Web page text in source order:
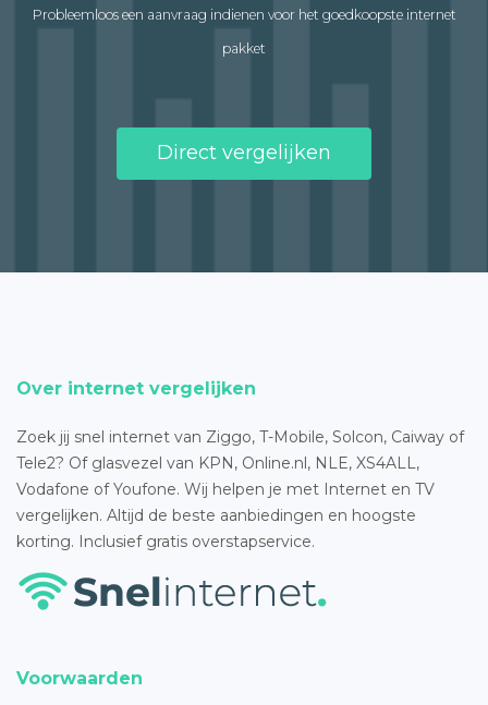
Probleemloos een aanvraag indienen voor het goedkoopste internet
pakket
Direct vergelijken
Over internet vergelijken
Zoek jij snel internet van Ziggo, T-Mobile, Solcon, Caiway of
Tele2? Of glasvezel van KPN, Online.nl, NLE, XS4ALL,
Vodafone of Youfone. Wij helpen je met Internet en TV
vergelijken. Altijd de beste aanbiedingen en hoogste
korting. Inclusief gratis overstapservice.
Voorwaarden